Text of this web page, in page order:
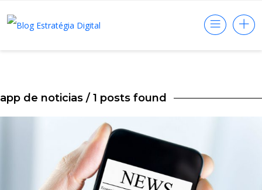
app de noticias / 1 posts found